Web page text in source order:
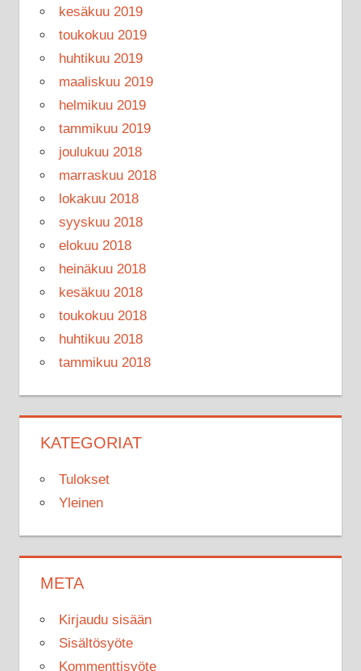
kesäkuu 2019
toukokuu 2019
huhtikuu 2019
maaliskuu 2019
helmikuu 2019
tammikuu 2019
joulukuu 2018
marraskuu 2018
lokakuu 2018
syyskuu 2018
elokuu 2018
heinäkuu 2018
kesäkuu 2018
toukokuu 2018
huhtikuu 2018
tammikuu 2018
KATEGORIAT
Tulokset
Yleinen
META
Kirjaudu sisään
Sisältösyöte
Kommenttisyöte